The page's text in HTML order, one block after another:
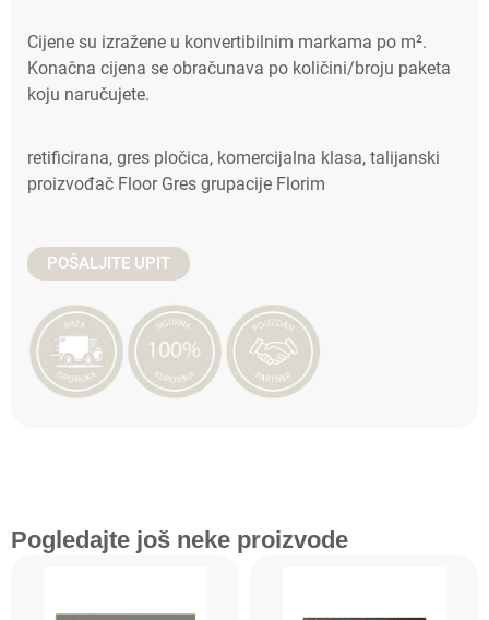
Cijene su izražene u konvertibilnim markama po m².
Konačna cijena se obračunava po količini/broju paketa
koju naručujete.
retificirana, gres pločica, komercijalna klasa, talijanski
proizvođač Floor Gres grupacije Florim
POŠALJITE UPIT
Pogledajte još neke proizvode